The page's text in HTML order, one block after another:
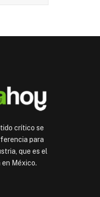
crítico se
para
que es el
México.